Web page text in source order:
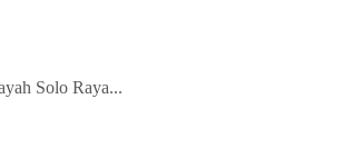
Solo Raya...